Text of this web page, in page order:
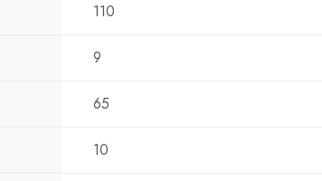
110
9
65
10